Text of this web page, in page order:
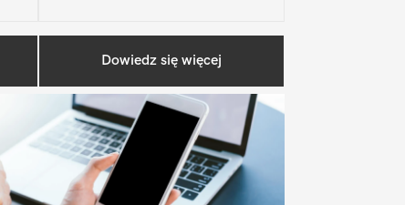
Dowiedz się więcej